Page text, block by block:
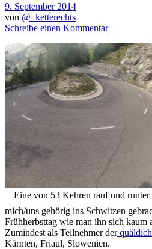
9. September 2014
von @_ketterechts
Schreibe einen Kommentar
Eine von 53 Kehren rauf und runter
mich/uns gehörig ins Schwitzen
Frühherbsttag wie man ihn sich kaum
Zumindest als Teilnehmer der
Kärnten, Friaul, Slowenien.